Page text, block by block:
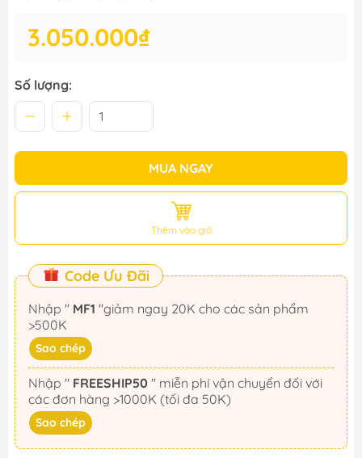
3.050.000₫
Số lượng:
MUA NGAY
Thêm vào giỏ
Code Ưu Đãi
Nhập " MF1
>500K
Sao chép
Nhập " FREESHIP50
các đơn hàng >1000K (tối đa 50K)
Sao chép